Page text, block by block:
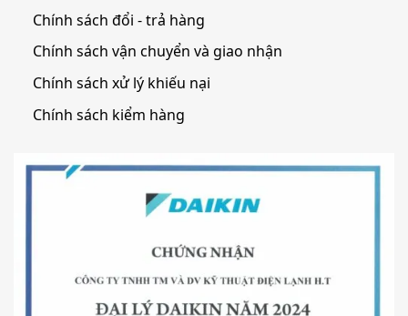
Chính sách đổi - trả hàng
Chính sách vận chuyển và giao nhận
Chính sách xử lý khiếu nại
Chính sách kiểm hàng